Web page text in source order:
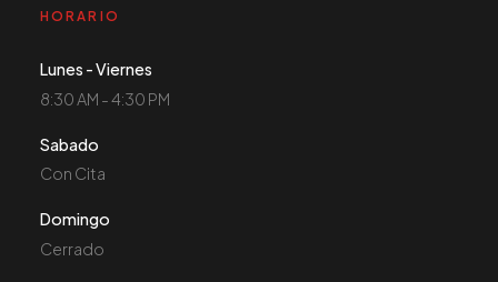
HORARIO
Lunes - Viernes
8:30 AM - 4:30 PM
Sabado
Con Cita
Domingo
Cerrado